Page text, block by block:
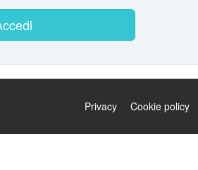
Privacy Cookie policy